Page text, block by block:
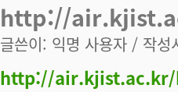
http://
글쓴이: 익명 사용자 / 작성
http://air.kjist.ac.kr/